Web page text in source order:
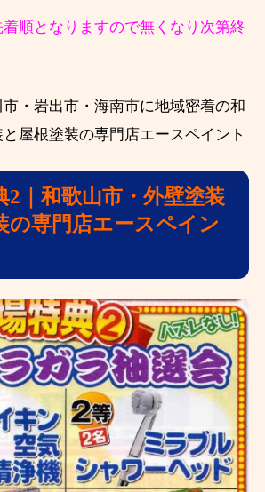
順となりますので無くなり次第終
・岩出市・海南市に地域密着の和
屋根塗装の専門店エースペイント
2｜和歌山市・外壁塗装
の専門店エースペイン